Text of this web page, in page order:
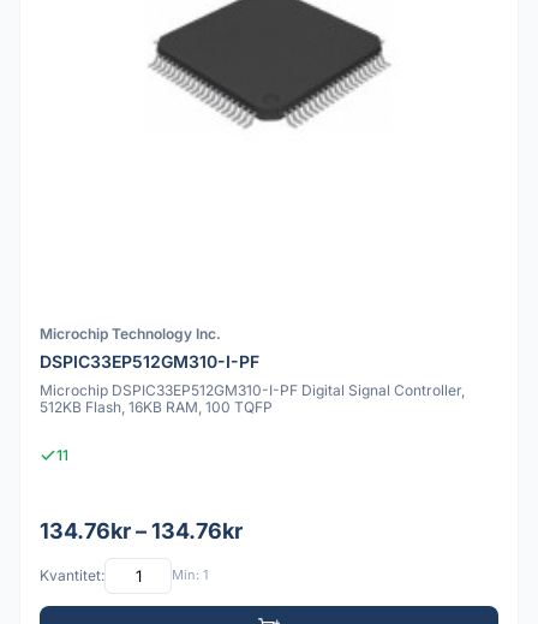
Microchip Technology Inc.
DSPIC33EP512GM310-I-PF
Microchip DSPIC33EP512GM310-I-PF Digital Signal Controller,
512KB Flash, 16KB RAM, 100 TQFP
11
134.76kr – 134.76kr
Kvantitet: Min: 1